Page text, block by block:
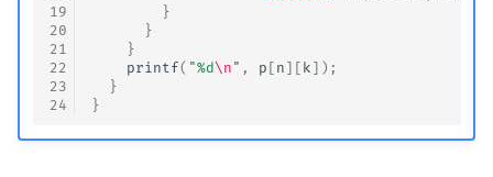
19
20
21
22
23
24
}
}
}
printf( "%d\n " , p [ n ][ k ]);
}
}